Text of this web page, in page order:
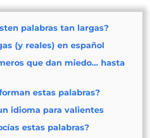
palabras tan largas?
(y reales) en español
que dan miedo… hasta
estas palabras?
idioma para valientes
estas palabras?